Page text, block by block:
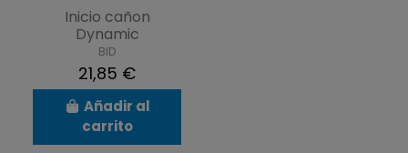
Inicio cañon
Dynamic
BID
21,85 €
Añadir al
carrito